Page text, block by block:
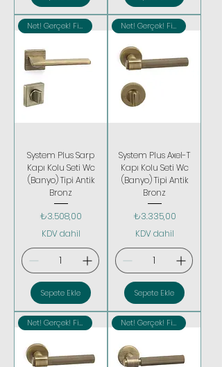
Net! Gerçek! Fiyatlar
System Plus Sarp
Kapı Kolu Seti Wc
(Banyo) Tipi Antik
Bronz
Fiyat
₺3.508,00
KDV dahil
Sepete Ekle
Net! Gerçek! Fiyatlar
System Plus Axel-T
Kapı Kolu Seti Wc
(Banyo) Tipi Antik
Bronz
Fiyat
₺3.335,00
KDV dahil
Sepete Ekle
Net! Gerçek! Fiyatlar Net! Gerçek! Fiyatlar